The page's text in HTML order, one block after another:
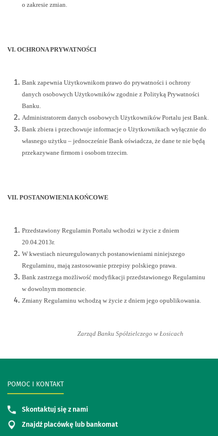
o zakresie zmian.
VI. OCHRONA PRYWATNOŚCI
Bank zapewnia Użytkownikom prawo do prywatności i ochrony
danych osobowych Użytkowników zgodnie z Polityką Prywatności
Banku.
Administratorem danych osobowych Użytkowników Portalu jest Bank.
Bank zbiera i przechowuje informacje o Użytkownikach wyłącznie do
własnego użytku – jednocześnie Bank oświadcza, że dane te nie będą
przekazywane firmom i osobom trzecim.
VII. POSTANOWIENIA KOŃCOWE
Przedstawiony Regulamin Portalu wchodzi w życie z dniem
20.04.2013r.
W kwestiach nieuregulowanych postanowieniami niniejszego
Regulaminu, mają zastosowanie przepisy polskiego prawa.
Bank zastrzega możliwość modyfikacji przedstawionego Regulaminu
w dowolnym momencie.
Zmiany Regulaminu wchodzą w życie z dniem jego opublikowania.
Zarząd Banku Spółzielczego w Łosicach
POMOC I KONTAKT
Skontaktuj się z nami
Znajdź placówkę lub bankomat